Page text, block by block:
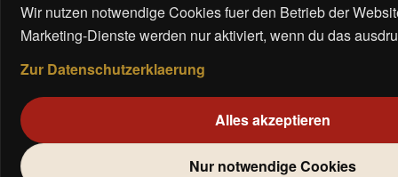
Wir nutzen notwendige Cookies fuer den Betrieb der
Marketing-Dienste werden nur aktiviert, wenn du das
Zur Datenschutzerklaerung
Alles akzeptieren
Nur notwendige Cookies